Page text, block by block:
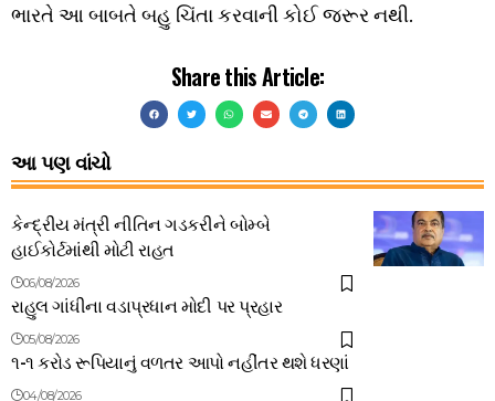
ભારતે આ બાબતે બહુ ચિંતા કરવાની કોઈ જરૂર નથી.
Share this Article:
આ પણ વાંચો
કેન્દ્રીય મંત્રી નીતિન ગડકરીને બોમ્બે
હાઈકોર્ટમાંથી મોટી રાહત
06/08/2026
રાહુલ ગાંધીના વડાપ્રધાન મોદી પર પ્રહાર
05/08/2026
૧-૧ કરોડ રૂપિયાનું વળતર આપો નહીંતર થશે ધરણાં
04/08/2026